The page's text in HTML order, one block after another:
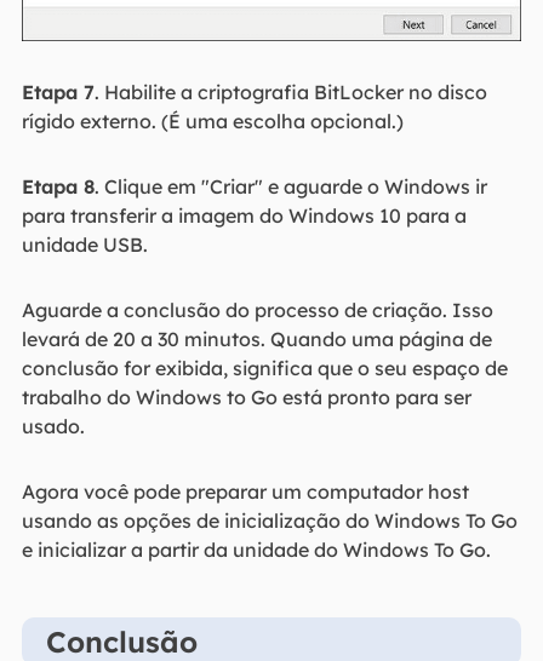
Etapa 7. Habilite a criptografia BitLocker no disco
rígido externo. (É uma escolha opcional.)
Etapa 8. Clique em "Criar" e aguarde o Windows ir
para transferir a imagem do Windows 10 para a
unidade USB.
Aguarde a conclusão do processo de criação. Isso
levará de 20 a 30 minutos. Quando uma página de
conclusão for exibida, significa que o seu espaço de
trabalho do Windows to Go está pronto para ser
usado.
Agora você pode preparar um computador host
usando as opções de inicialização do Windows To Go
e inicializar a partir da unidade do Windows To Go.
Conclusão